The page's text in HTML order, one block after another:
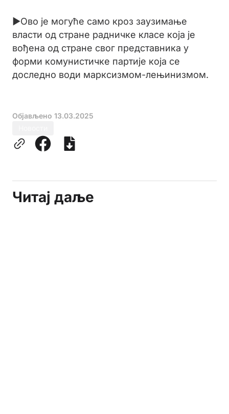
►Ово је могуће само кроз заузимање
власти од стране радничке класе која је
вођена од стране свог представника у
форми комунистичке партије која се
доследно води марксизмом-лењинизмом.
Објављено 13.03.2025
Читај даље